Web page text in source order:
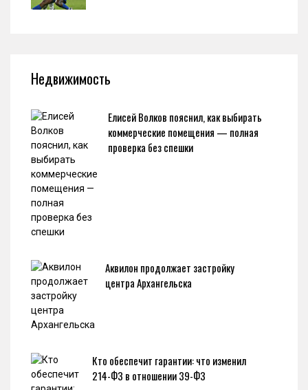
Недвижимость
Елисей Волков пояснил, как выбирать
коммерческие помещения — полная
проверка без спешки
Аквилон продолжает застройку
центра Архангельска
Кто обеспечит гарантии: что изменил
214-ФЗ в отношении 39-ФЗ